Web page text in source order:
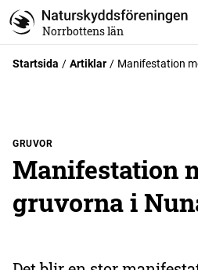
Norrbottens län
Startsida Artiklar Manifestation
GRUVOR
Manifestation
gruvorna i